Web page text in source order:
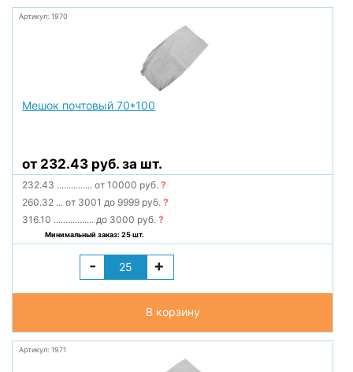
Артикул: 1970
Мешок почтовый 70*100
от 232.43 руб. за шт.
232.43 ............... от 10000 руб.?
260.32 ... от 3001 до 9999 руб.?
316.10 ................. до 3000 руб.?
Минимальный заказ: 25 шт.
- +
В корзину
Артикул: 1971